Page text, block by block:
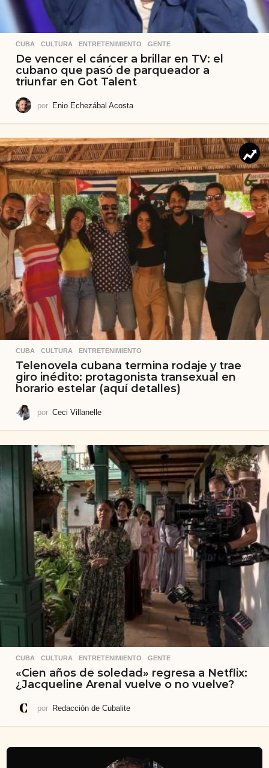
CUBA ,CULTURA ,ENTRETENIMIENTO ,GENTE
De vencer el cáncer a brillar en TV: el
cubano que pasó de parqueador a
triunfar en Got Talent
por Enio Echezábal Acosta
CUBA ,CULTURA ,ENTRETENIMIENTO
Telenovela cubana termina rodaje y trae
giro inédito: protagonista transexual en
horario estelar (aquí detalles)
por Ceci Villanelle
CUBA ,CULTURA ,ENTRETENIMIENTO ,GENTE
«Cien años de soledad» regresa a Netflix:
¿Jacqueline Arenal vuelve o no vuelve?
por Redacción de Cubalite